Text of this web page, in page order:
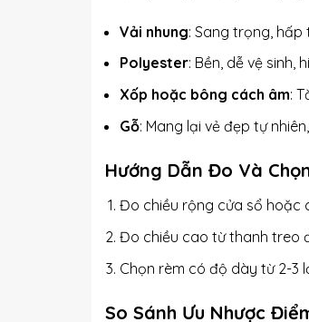
Vải nhung: Sang trọng,
Polyester: Bền, dễ vệ sinh,
Xốp hoặc bông cách âm:
Gỗ: Mang lại vẻ đẹp tự
Hướng Dẫn Đo Và
Đo chiều rộng cửa sổ hoặc
Đo chiều cao từ thanh treo
Chọn rèm có độ dày từ 2-3
So Sánh Ưu Nhược